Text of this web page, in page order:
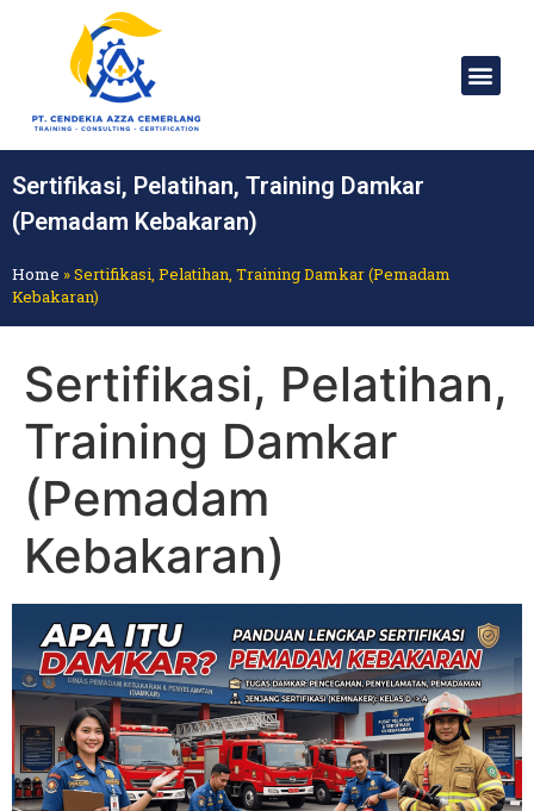
Sertifikasi, Pelatihan, Training Damkar
(Pemadam Kebakaran)
Home »Sertifikasi, Pelatihan, Training Damkar (Pemadam
Kebakaran)
Sertifikasi, Pelatihan,
Training Damkar
(Pemadam
Kebakaran)